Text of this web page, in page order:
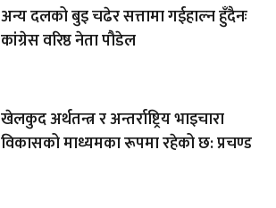
अन्य दलको बुइ चढेर सत्तामा गईहाल्न हुँदैनः
कांग्रेस वरिष्ठ नेता पौडेल
खेलकुद अर्थतन्त्र र अन्तर्राष्ट्रिय भाइचारा
विकासको माध्यमका रूपमा रहेको छ: प्रचण्ड